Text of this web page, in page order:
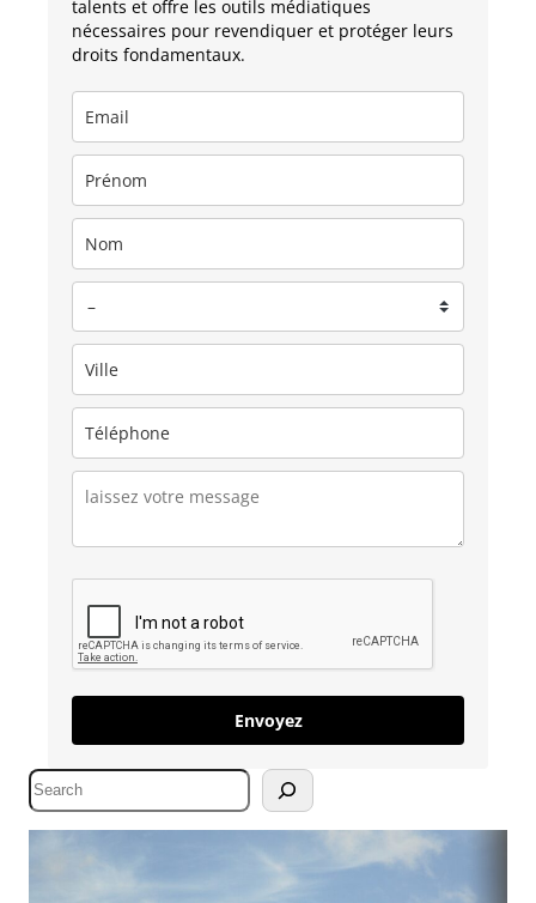
talents et offre les outils médiatiques
nécessaires pour revendiquer et protéger leurs
droits fondamentaux.
Envoyez
S
e